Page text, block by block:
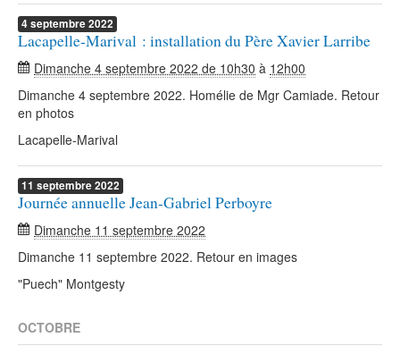
4septembre2022
Lacapelle-Marival : installation du Père Xavier Larribe
Dimanche 4 septembre 2022 de 10h30 à 12h00
Dimanche 4 septembre 2022. Homélie de Mgr Camiade. Retour
en photos
Lacapelle-Marival
11 septembre2022
Journée annuelle Jean-Gabriel Perboyre
Dimanche 11 septembre 2022
Dimanche 11 septembre 2022. Retour en images
"Puech" Montgesty
OCTOBRE